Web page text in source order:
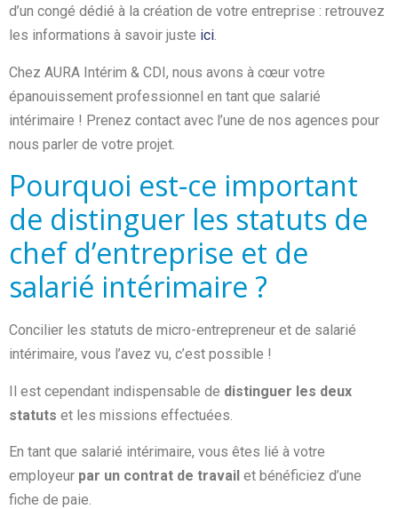
d’un congé dédié à la création de votre entreprise : retrouvez
les informations à savoir juste ici.
Chez AURA Intérim & CDI, nous avons à cœur votre
épanouissement professionnel en tant que salarié
intérimaire ! Prenez contact avec l’une de nos agences pour
nous parler de votre projet.
Pourquoi est-ce important
de distinguer les statuts de
chef d’entreprise et de
salarié intérimaire ?
Concilier les statuts de micro-entrepreneur et de salarié
intérimaire, vous l’avez vu, c’est possible !
Il est cependant indispensable de distinguer les deux
statuts et les missions effectuées.
En tant que salarié intérimaire, vous êtes lié à votre
employeur par un contrat de travail et bénéficiez d’une
fiche de paie.